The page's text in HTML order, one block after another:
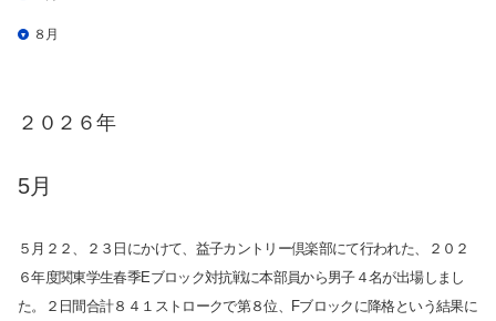
８月
２０２６年
5月
５月２２、２３日にかけて、益子カントリー倶楽部にて行われた、２０２
６年度関東学生春季Eブロック対抗戦に本部員から男子４名が出場しまし
た。２日間合計８４１ストロークで第８位、Fブロックに降格という結果に